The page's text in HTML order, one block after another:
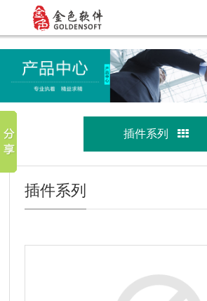
插件系列
插件系列